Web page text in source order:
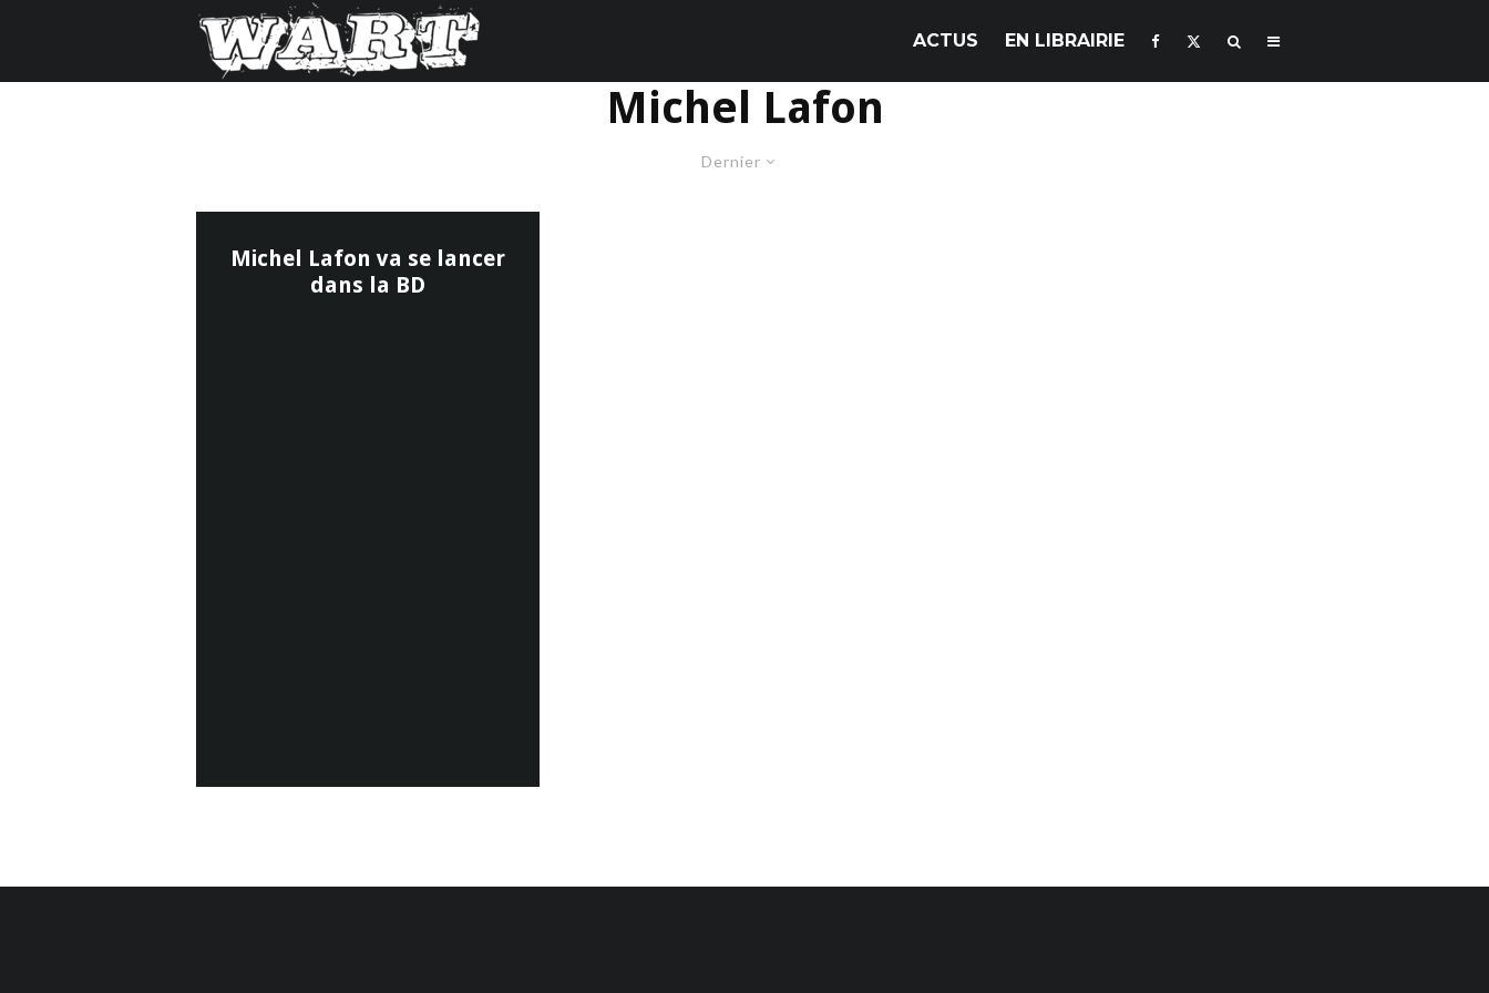
ACTUS EN LIBRAIRIE
Michel Lafon
Dernier
Michel Lafon va se lancer
dans la BD